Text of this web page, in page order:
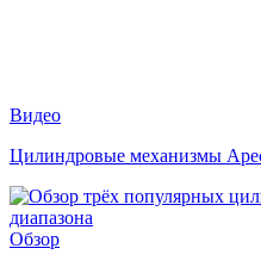
Видео
Цилиндровые механизмы
Обзор